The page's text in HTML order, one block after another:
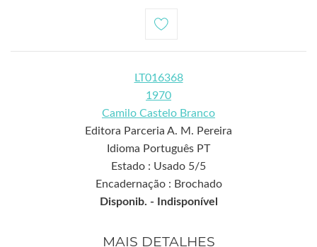
LT016368
1970
Camilo Castelo Branco
Editora Parceria A. M. Pereira
Idioma Português PT
Estado : Usado 5/5
Encadernação : Brochado
Disponib. -
Indisponível
MAIS DETALHES